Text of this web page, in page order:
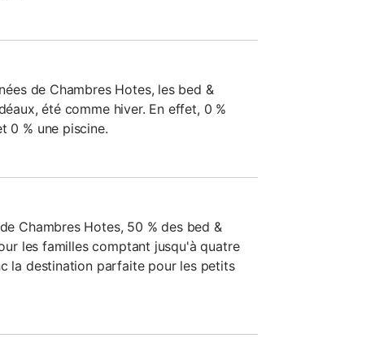
de Chambres Hotes, les bed &
été comme hiver. En effet, 0 %
0 % une piscine.
Chambres Hotes, 50 % des bed &
les familles comptant jusqu'à quatre
la destination parfaite pour les petits